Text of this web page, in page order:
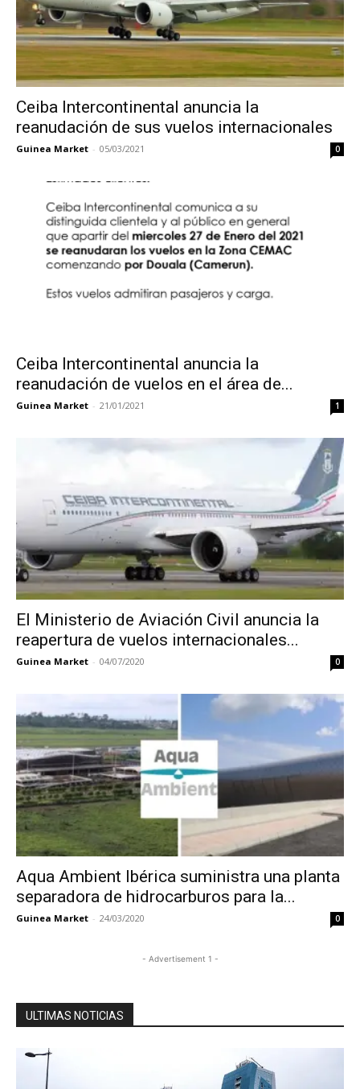
Ceiba Intercontinental anuncia la
reanudación de sus vuelos internacionales
Guinea Market - 05/03/2021 0
Ceiba Intercontinental anuncia la
reanudación de vuelos en el área de...
Guinea Market - 21/01/2021 1
El Ministerio de Aviación Civil anuncia la
reapertura de vuelos internacionales...
Guinea Market - 04/07/2020 0
Aqua Ambient Ibérica suministra una planta
separadora de hidrocarburos para la...
Guinea Market - 24/03/2020 0
- Advertisement 1 -
ULTIMAS NOTICIAS